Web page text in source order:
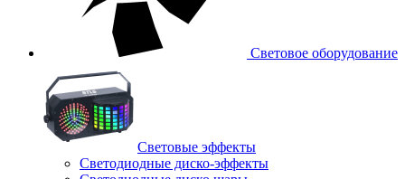
Световое оборудование
Световые эффекты
Светодиодные диско-эффекты